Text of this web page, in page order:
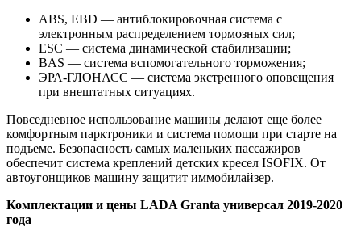
ABS, EBD — антиблокировочная система с
электронным распределением тормозных сил;
ESC — система динамической стабилизации;
BAS — система вспомогательного торможения;
ЭРА-ГЛОНАСС — система экстренного оповещения
при внештатных ситуациях.
Повседневное использование машины делают еще более
комфортным парктроники и система помощи при старте на
подъеме. Безопасность самых маленьких пассажиров
обеспечит система креплений детских кресел ISOFIX. От
автоугонщиков машину защитит иммобилайзер.
Комплектации и цены LADAGranta универсал 2019-2020
года